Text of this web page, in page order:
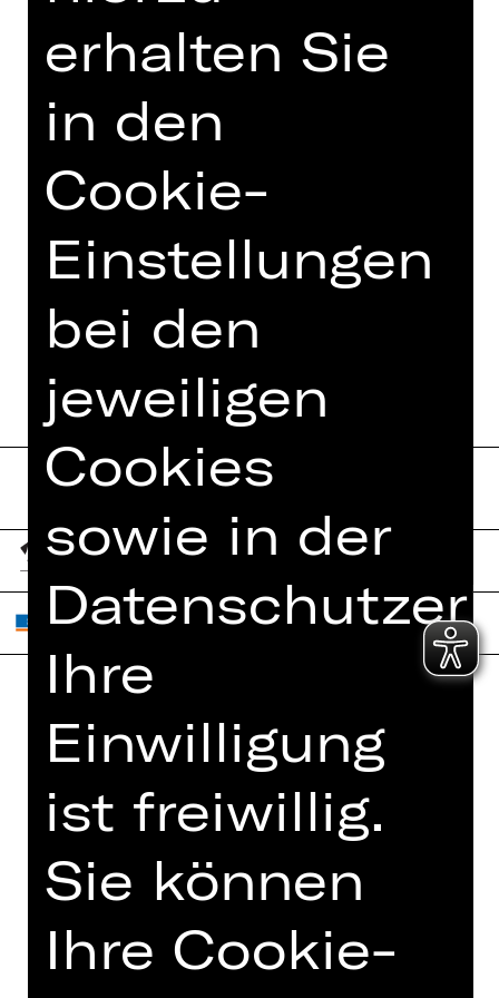
Weitere Führungsformate
Foto © Matthias Dengler
TERMINE UND BESETZUNG
MEHR DAZU IM DIGITALEN
FUNDUS
Home
Spielplan
Künstler*innen
Newsletter
Kartenkauf
Abos 26/27
Presse
Jobs
Interner Bereich
ZVB/L
Datenschutz
Impressum
Cookies
erhalten Sie
in den
Cookie-
Einstellungen
bei den
jeweiligen
Cookies
sowie in der
Ihre
Einwilligung
ist freiwillig.
Sie können
Ihre Cookie-